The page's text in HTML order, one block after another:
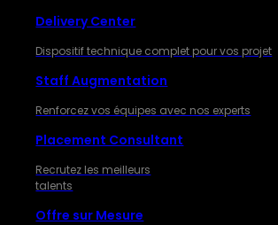
Delivery Center
Dispositif technique complet pour vos projet
Staff Augmentation
Renforcez vos équipes avec nos experts
Placement Consultant
Recrutez les meilleurs
talents
Offre sur Mesure